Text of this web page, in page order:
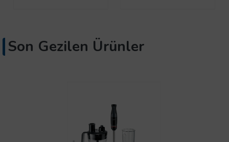
Son Gezilen Ürünler